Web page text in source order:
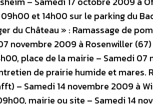
et 14h00 sur le parking du
du Château » : Ramassage de
novembre 2009 à Rosenwiller
place de la mairie – Samedi
de prairie humide et mares.
– Samedi 14 novembre 2009 à
mairie ou site – Samedi 14